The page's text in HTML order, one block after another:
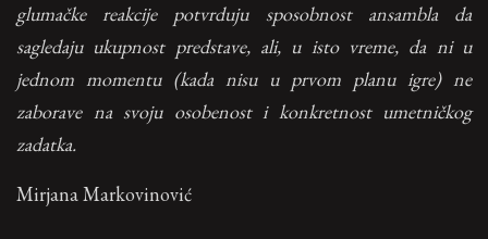
glumačke reakcije potvrduju sposobnost ansambla da
sagledaju ukupnost predstave, ali, u isto vreme, da ni u
jednom momentu (kada nisu u prvom planu igre) ne
zaborave na svoju osobenost i konkretnost umetničkog
zadatka.
Mirjana Markovinović